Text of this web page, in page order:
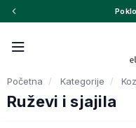
Početna Kategorije
Ruževi i sjajila